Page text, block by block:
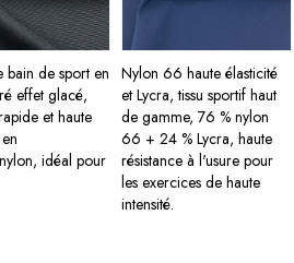
bain de sport en
effet glacé,
et haute
idéal pour
Nylon 66 haute élasticité
et Lycra, tissu sportif haut
de gamme, 76 % nylon
66 + 24 % Lycra, haute
résistance à l'usure pour
les exercices de haute
intensité.